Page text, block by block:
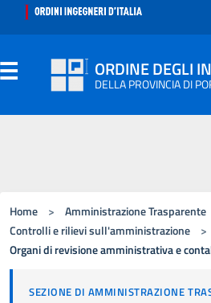
ORDINE DEGLI
DELLA PROVINCIA DI
ISCRITTO
Home > Amministrazione Trasparente
Controlli e rilievi sull'amministrazione
>
Organi di revisione amministrativa e
SEZIONE DI AMMINISTRAZIONE